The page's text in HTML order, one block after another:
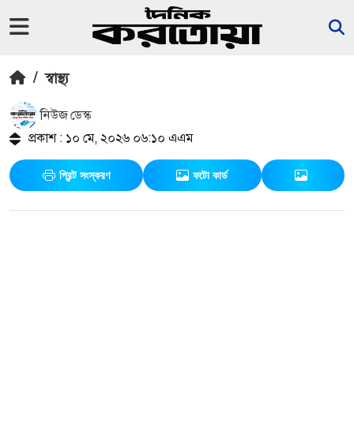
/ স্বাস্থ্য
নিউজ ডেস্ক
প্রকাশ : ১০ মে, ২০২৬ ০৬:১০ এএম
প্রিন্ট সংস্করণ ফটো কার্ড